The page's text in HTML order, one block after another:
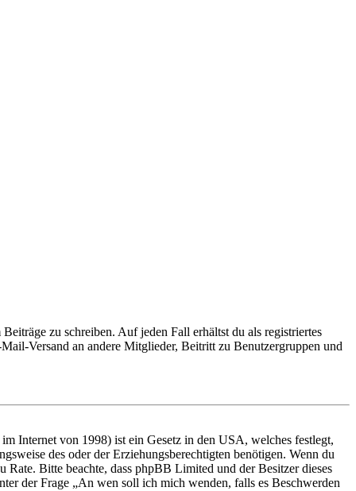
zu schreiben. Auf jeden Fall erhältst du als registriertes
Versand an andere Mitglieder, Beitritt zu Benutzergruppen und
Internet von 1998) ist ein Gesetz in den USA, welches festlegt,
des oder der Erziehungsberechtigten benötigen. Wenn du
Bitte beachte, dass phpBB Limited und der Besitzer dieses
der Frage „An wen soll ich mich wenden, falls es Beschwerden